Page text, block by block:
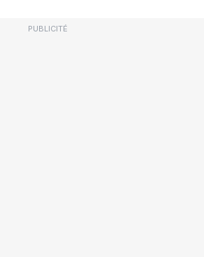
PUBLICITÉ